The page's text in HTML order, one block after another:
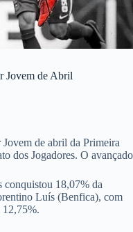
Jovem de Abril
de abril da Primeira
dos Jogadores. O avançado
conquistou 18,07% da
Luís (Benfica), com